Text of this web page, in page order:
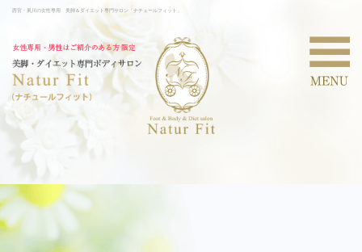
西宮・夙川の女性専用 美脚＆ダイエット専門サロン「ナチュールフィット」